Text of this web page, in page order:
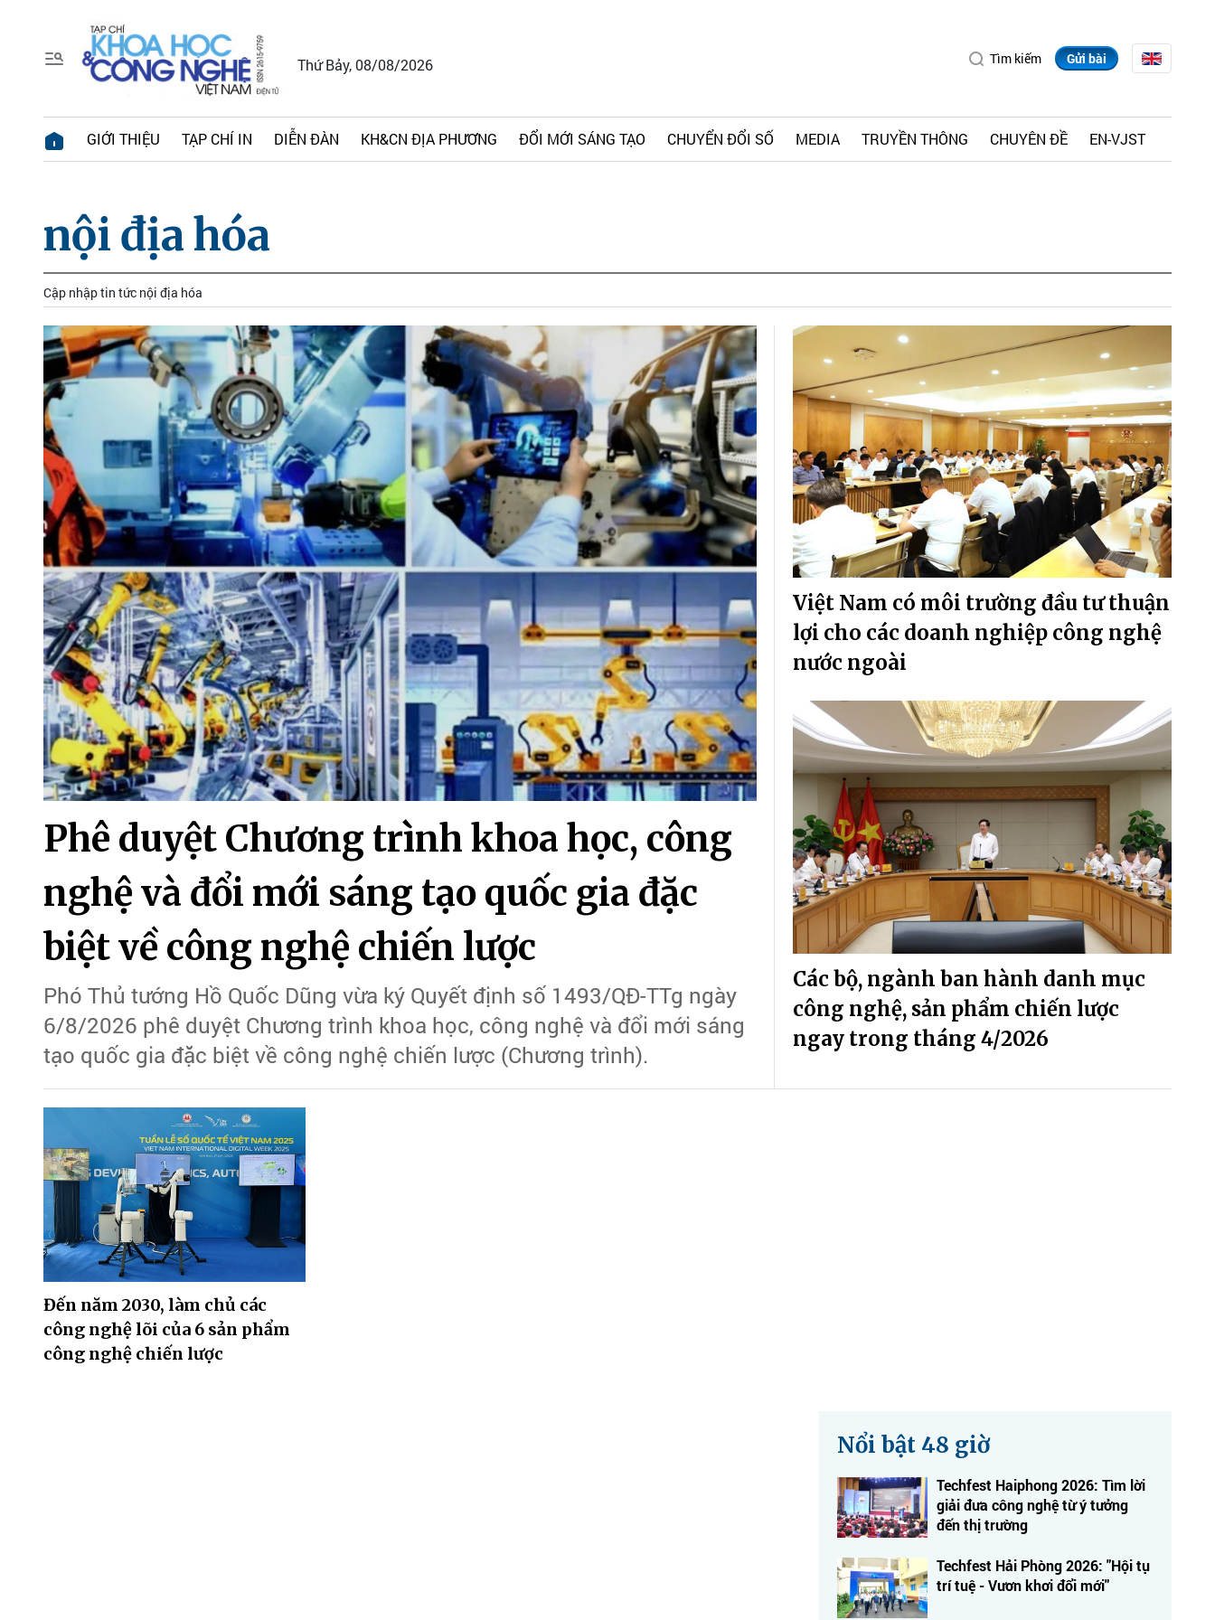
Thứ Bảy, 08/08/2026 Tìm kiếm Gửi bài
GIỚI THIỆU TẠP CHÍ IN DIỄN ĐÀN KH&CN ĐỊA PHƯƠNG ĐỔI MỚI SÁNG TẠO CHUYỂN ĐỔI SỐ MEDIA TRUYỀN THÔNG CHUYÊN ĐỀ EN-VJST
nội địa hóa
Cập nhập tin tức nội địa hóa
Phê duyệt Chương trình khoa học, công
nghệ và đổi mới sáng tạo quốc gia đặc
biệt về công nghệ chiến lược
Phó Thủ tướng Hồ Quốc Dũng vừa ký Quyết định số 1493/QĐ-TTg ngày
6/8/2026 phê duyệt Chương trình khoa học, công nghệ và đổi mới sáng
tạo quốc gia đặc biệt về công nghệ chiến lược (Chương trình).
Việt Nam có môi trường đầu tư thuận
lợi cho các doanh nghiệp công nghệ
nước ngoài
Các bộ, ngành ban hành danh mục
công nghệ, sản phẩm chiến lược
ngay trong tháng 4/2026
Đến năm 2030, làm chủ các
công nghệ lõi của 6 sản phẩm
công nghệ chiến lược
Nổi bật 48 giờ
Techfest Haiphong 2026: Tìm lời
giải đưa công nghệ từ ý tưởng
đến thị trường
Techfest Hải Phòng 2026: "Hội tụ
trí tuệ - Vươn khơi đổi mới"